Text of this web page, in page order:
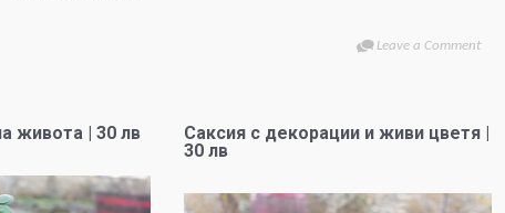
Leave a Comment
живота | 30 лв
Саксия с декорации и живи цветя |
30 лв